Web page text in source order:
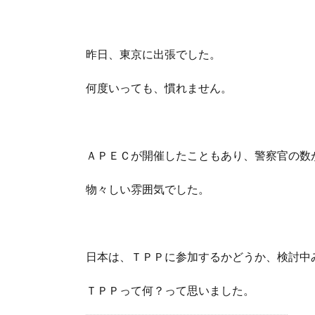
昨日、東京に出張でした。
何度いっても、慣れません。
ＡＰＥＣが開催したこともあり、警察官の数
物々しい雰囲気でした。
日本は、ＴＰＰに参加するかどうか、検討中
ＴＰＰって何？って思いました。